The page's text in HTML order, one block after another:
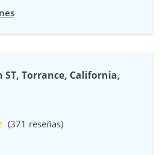
ST, Torrance, California,
(371 reseñas)